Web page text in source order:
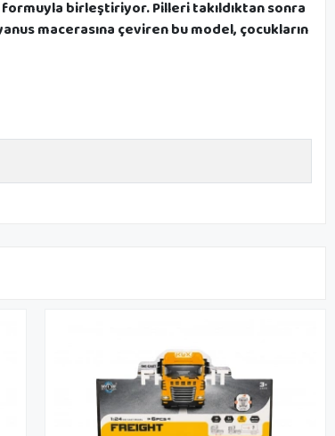
birleştiriyor. Pilleri takıldıktan sonra
macerasına çeviren bu model, çocukların